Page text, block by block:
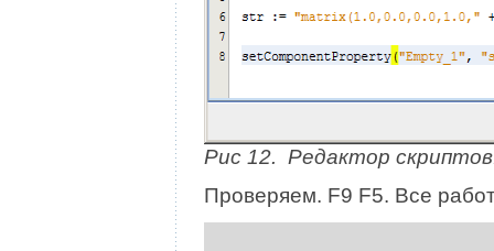
Рис 12. Редактор
Проверяем. F9 F5. Все